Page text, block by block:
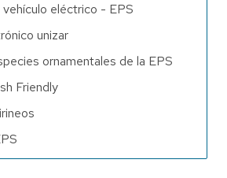
eléctrico - EPS
unizar
ornamentales de la EPS
Friendly